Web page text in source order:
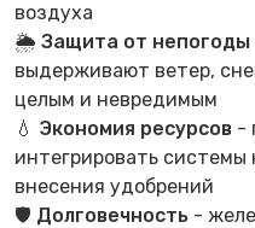
воздуха
🌦 Защита от непогоды
выдерживают ветер,
целым и невредимым
💧 Экономия ресурсов -
интегрировать системы
внесения удобрений
🛡 Долговечность -